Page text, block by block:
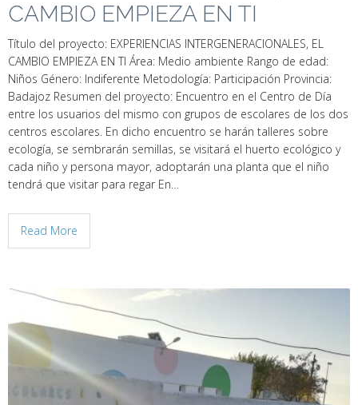
CAMBIO EMPIEZA EN TI
Título del proyecto: EXPERIENCIAS INTERGENERACIONALES, EL
CAMBIO EMPIEZA EN TI Área: Medio ambiente Rango de edad:
Niños Género: Indiferente Metodología: Participación Provincia:
Badajoz Resumen del proyecto: Encuentro en el Centro de Día
entre los usuarios del mismo con grupos de escolares de los dos
centros escolares. En dicho encuentro se harán talleres sobre
ecología, se sembrarán semillas, se visitará el huerto ecológico y
cada niño y persona mayor, adoptarán una planta que el niño
tendrá que visitar para regar En…
Read More